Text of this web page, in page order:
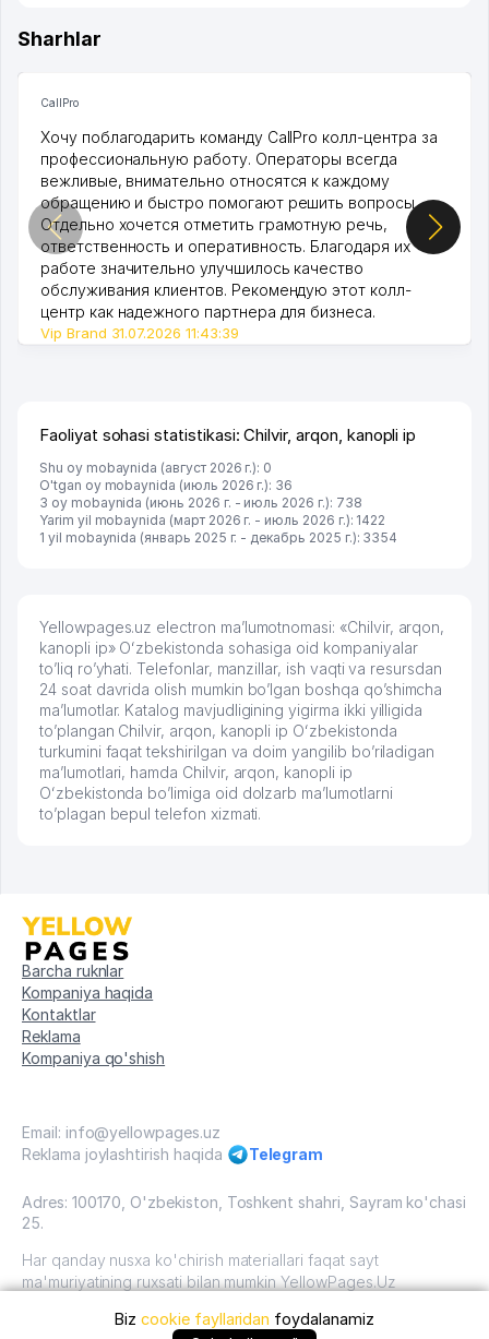
Sharhlar
CallPro
Хочу поблагодарить команду CallPro колл-центра за
профессиональную работу. Операторы всегда
вежливые, внимательно относятся к каждому
обращению и быстро помогают решить вопросы.
Отдельно хочется отметить грамотную речь,
ответственность и оперативность. Благодаря их
работе значительно улучшилось качество
обслуживания клиентов. Рекомендую этот колл-
центр как надежного партнера для бизнеса.
Vip Brand 31.07.2026 11:43:39
Faoliyat sohasi statistikasi: Chilvir, arqon, kanopli ip
Shu oy mobaynida (август 2026 г.): 0
O'tgan oy mobaynida (июль 2026 г.): 36
3 oy mobaynida (июнь 2026 г. - июль 2026 г.): 738
Yarim yil mobaynida (март 2026 г. - июль 2026 г.): 1422
1 yil mobaynida (январь 2025 г. - декабрь 2025 г.): 3354
Yellowpages.uz electron ma’lumotnomasi: «Chilvir, arqon,
kanopli ip» Oʻzbekistonda sohasiga oid kompaniyalar
to’liq ro’yhati. Telefonlar, manzillar, ish vaqti va resursdan
24 soat davrida olish mumkin bo’lgan boshqa qo’shimcha
ma’lumotlar. Katalog mavjudligining yigirma ikki yilligida
to’plangan Chilvir, arqon, kanopli ip Oʻzbekistonda
turkumini faqat tekshirilgan va doim yangilib bo’riladigan
ma’lumotlari, hamda Chilvir, arqon, kanopli ip
Oʻzbekistonda bo’limiga oid dolzarb ma’lumotlarni
to’plagan bepul telefon xizmati.
Barcha ruknlar
Kompaniya haqida
Kontaktlar
Reklama
Kompaniya qo'shish
Email: info@yellowpages.uz
Reklama joylashtirish haqida
Telegram
Adres: 100170, O'zbekiston, Toshkent shahri, Sayram ko'chasi
25.
Har qanday nusxa ko'chirish materiallari faqat sayt
ma'muriyatining ruxsati bilan mumkin YellowPages.Uz
O'zbekiston, 2009 - 2026 / O'zbekiston "sariq
Bizcookie fayllaridan foydalanamiz